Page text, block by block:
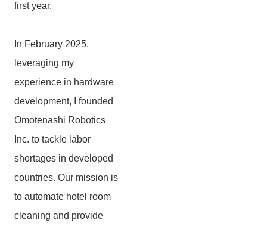
first year.
In February 2025,
leveraging my
experience in hardware
development, I founded
Omotenashi Robotics
Inc. to tackle labor
shortages in developed
countries. Our mission is
to automate hotel room
cleaning and provide